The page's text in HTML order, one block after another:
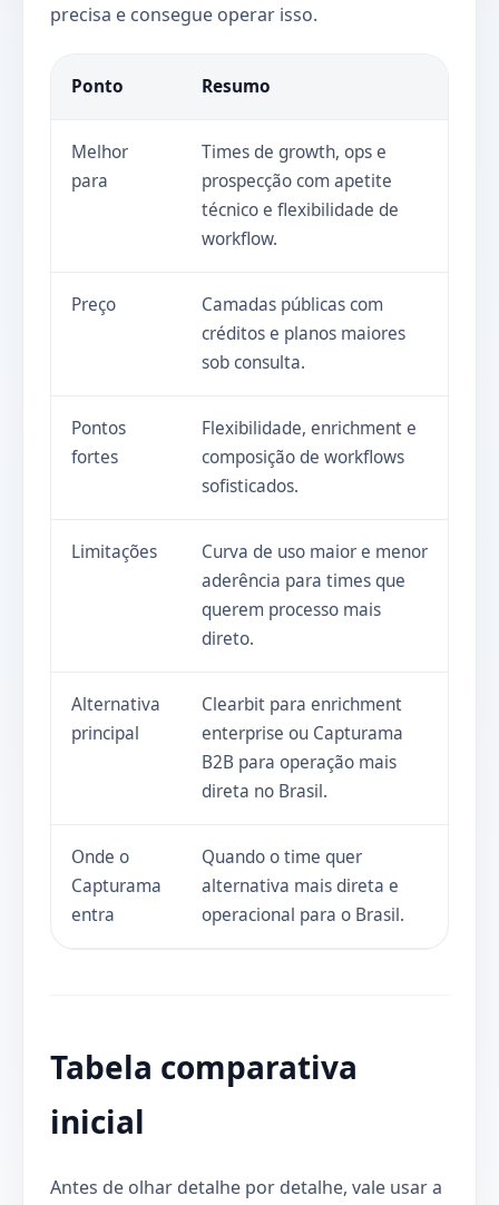
precisa e consegue operar isso.
Ponto Resumo
Melhor
para
Times de growth, ops e
prospecção com apetite
técnico e flexibilidade de
workflow.
Preço
Camadas públicas com
créditos e planos maiores
sob consulta.
Pontos
fortes
Flexibilidade, enrichment e
composição de workflows
sofisticados.
Limitações
Curva de uso maior e menor
aderência para times que
querem processo mais
direto.
Alternativa
principal
Clearbit para enrichment
enterprise ou Capturama
B2B para operação mais
direta no Brasil.
Onde o
Capturama
entra
Quando o time quer
alternativa mais direta e
operacional para o Brasil.
Tabela comparativa
inicial
Antes de olhar detalhe por detalhe, vale usar a